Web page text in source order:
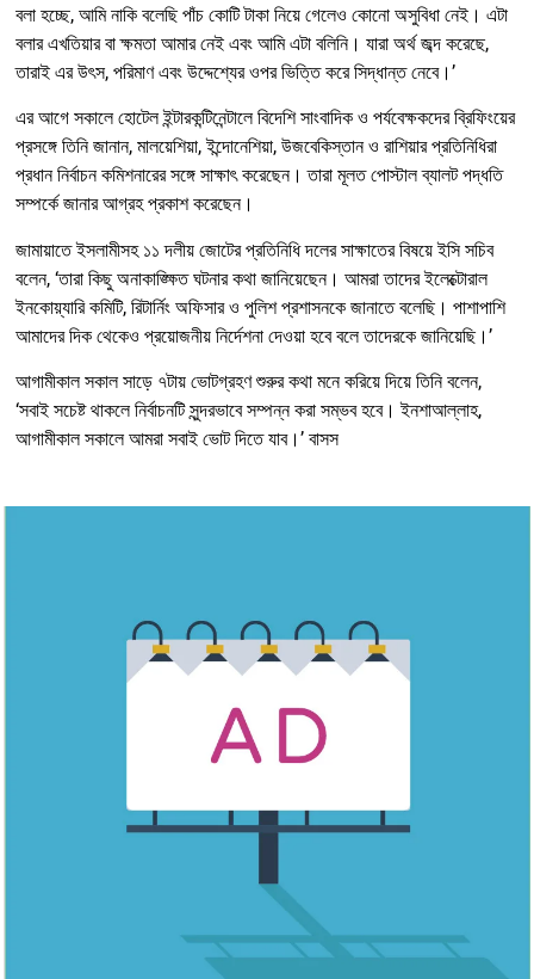
বলা হচ্ছে, আমি নাকি বলেছি পাঁচ কোটি টাকা নিয়ে গেলেও কোনো অসুবিধা নেই। এটা
বলার এখতিয়ার বা ক্ষমতা আমার নেই এবং আমি এটা বলিনি। যারা অর্থ জব্দ করেছে,
তারাই এর উৎস, পরিমাণ এবং উদ্দেশ্যের ওপর ভিত্তি করে সিদ্ধান্ত নেবে।’
এর আগে সকালে হোটেল ইন্টারকন্টিনেন্টালে বিদেশি সাংবাদিক ও পর্যবেক্ষকদের ব্রিফিংয়ের
প্রসঙ্গে তিনি জানান, মালয়েশিয়া, ইন্দোনেশিয়া, উজবেকিস্তান ও রাশিয়ার প্রতিনিধিরা
প্রধান নির্বাচন কমিশনারের সঙ্গে সাক্ষাৎ করেছেন। তারা মূলত পোস্টাল ব্যালট পদ্ধতি
সম্পর্কে জানার আগ্রহ প্রকাশ করেছেন।
জামায়াতে ইসলামীসহ ১১ দলীয় জোটের প্রতিনিধি দলের সাক্ষাতের বিষয়ে ইসি সচিব
বলেন, ‘তারা কিছু অনাকাঙ্ক্ষিত ঘটনার কথা জানিয়েছেন। আমরা তাদের ইলেক্টোরাল
ইনকোয়্যারি কমিটি, রিটার্নিং অফিসার ও পুলিশ প্রশাসনকে জানাতে বলেছি। পাশাপাশি
আমাদের দিক থেকেও প্রয়োজনীয় নির্দেশনা দেওয়া হবে বলে তাদেরকে জানিয়েছি।’
আগামীকাল সকাল সাড়ে ৭টায় ভোটগ্রহণ শুরুর কথা মনে করিয়ে দিয়ে তিনি বলেন,
‘সবাই সচেষ্ট থাকলে নির্বাচনটি সুন্দরভাবে সম্পন্ন করা সম্ভব হবে। ইনশাআল্লাহ,
আগামীকাল সকালে আমরা সবাই ভোট দিতে যাব।’ বাসস